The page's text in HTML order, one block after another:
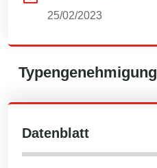
25/02/2023
Typengenehmigung
Datenblatt